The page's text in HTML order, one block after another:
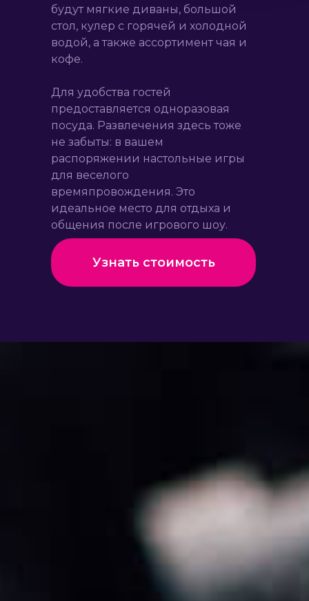
будут мягкие диваны, большой
стол, кулер с горячей и холодной
водой, а также ассортимент чая и
кофе.
Для удобства гостей
предоставляется одноразовая
посуда. Развлечения здесь тоже
не забыты: в вашем
распоряжении настольные игры
для веселого
времяпровождения. Это
идеальное место для отдыха и
общения после игрового шоу.
Узнать стоимость